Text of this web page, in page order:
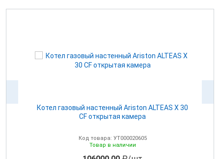
Котел газовый настенный Ariston ALTEAS Х 30
CF открытая камера
Код товара: УТ000020605
Товар в наличии